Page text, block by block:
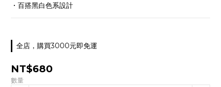
・百搭黑白色系設計
全店，購買3000元即免運
NT$680
數量